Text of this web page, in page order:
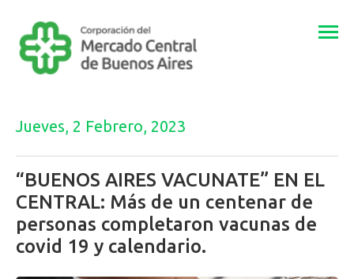
Jueves, 2 Febrero, 2023
“BUENOS AIRES VACUNATE” EN EL
CENTRAL: Más de un centenar de
personas completaron vacunas de
covid 19 y calendario.